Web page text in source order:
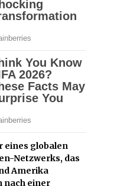
eines globalen
Netzwerks, das
Amerika
nach einer